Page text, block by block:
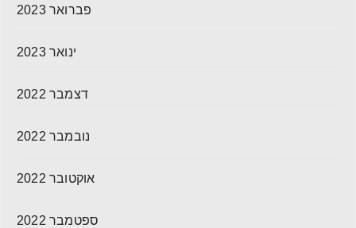
פברואר 2023
ינואר 2023
דצמבר 2022
נובמבר 2022
אוקטובר 2022
ספטמבר 2022